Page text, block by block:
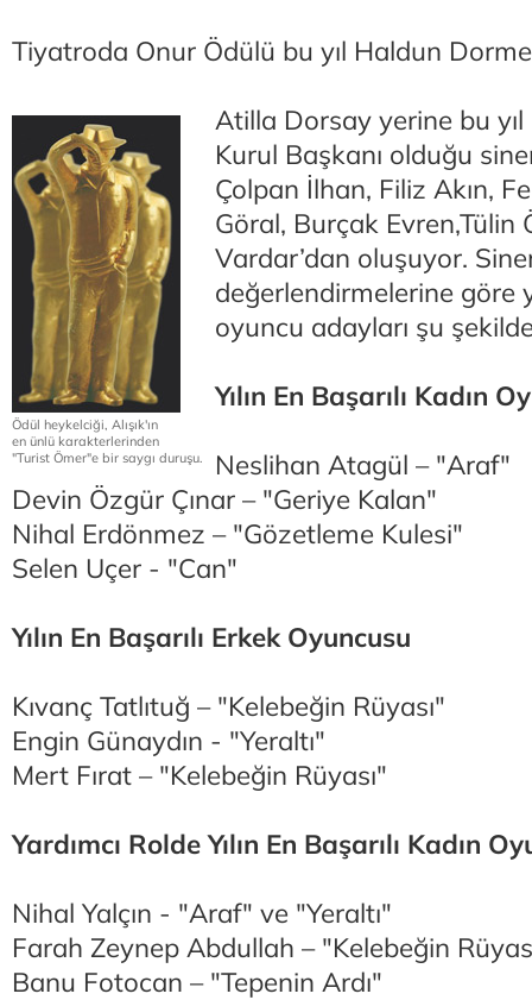
Tiyatroda Onur Ödülü bu yıl Haldun
Ödül heykelciği, Alışık'ın
en ünlü karakterlerinden
"Turist Ömer"e bir saygı duruşu.
Atilla Dorsay yerine bu yıl
Kurul Başkanı olduğu
Çolpan İlhan, Filiz Akın,
Göral, Burçak Evren,Tülin
Vardar’dan oluşuyor.
değerlendirmelerine göre
oyuncu adayları şu
Yılın En Başarılı Kadın
Neslihan Atagül – "Araf"
Devin Özgür Çınar – "Geriye Kalan"
Nihal Erdönmez – "Gözetleme Kulesi"
Selen Uçer - "Can"
Yılın En Başarılı Erkek Oyuncusu
Kıvanç Tatlıtuğ – "Kelebeğin Rüyası"
Engin Günaydın - "Yeraltı"
Mert Fırat – "Kelebeğin Rüyası"
Yardımcı Rolde Yılın En Başarılı Kadın
Nihal Yalçın - "Araf" ve "Yeraltı"
Farah Zeynep Abdullah – "Kelebeğin
Banu Fotocan – "Tepenin Ardı"